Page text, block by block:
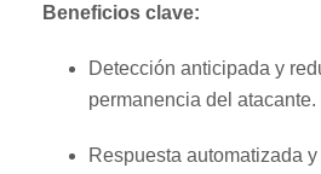
Beneficios clave:
Detección anticipada y
permanencia del atacante.
Respuesta automatizada